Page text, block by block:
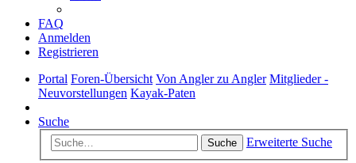
FAQ
Anmelden
Registrieren
Portal Foren-Übersicht Von Angler zu Angler Mitglieder -
Neuvorstellungen Kayak-Paten
Suche
Suche Erweiterte Suche